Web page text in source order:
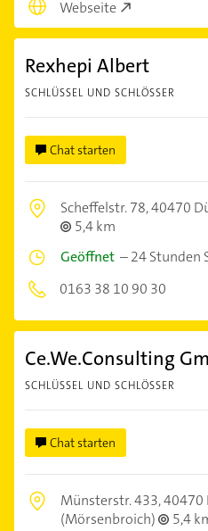
Webseite
Rexhepi Albert
SCHLÜSSEL UND SCHLÖSSER
Chat starten
Scheffelstr. 78,40470
5,4 km
Geöffnet –24 Stunden
0163 38 10 90 30
Ce.We.Consulting
SCHLÜSSEL UND SCHLÖSSER
Chat starten
Münsterstr. 433,40470
(Mörsenbroich)
5,4